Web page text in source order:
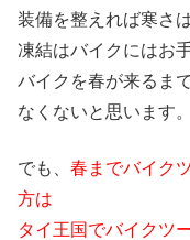
装備を整えれば寒さ
凍結はバイクにはお
バイクを春が来るま
なくないと思います。
でも、 春までバイク
方は
タイ王国でバイクツ